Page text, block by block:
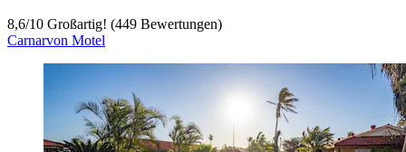
8,6/10 Großartig! (449 Bewertungen)
Carnarvon Motel